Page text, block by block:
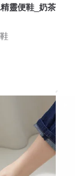
靈便鞋_奶茶